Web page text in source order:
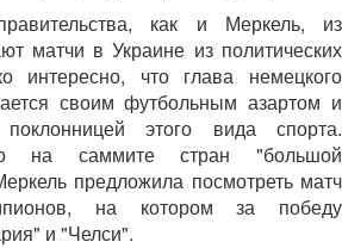
как и Меркель, из
матчи в Украине из политических
интересно, что глава немецкого
своим футбольным азартом и
этого вида спорта.
на саммите стран "большой
предложила посмотреть матч
на котором за победу
и "Челси".